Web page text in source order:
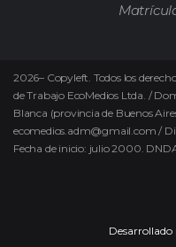
2026– Copyleft. Todos los
de Trabajo EcoMedios Ltda. /
Blanca (provincia de Buenos
ecomedios.adm@gmail.com /
Fecha de inicio: julio 2000.
Desarrollado